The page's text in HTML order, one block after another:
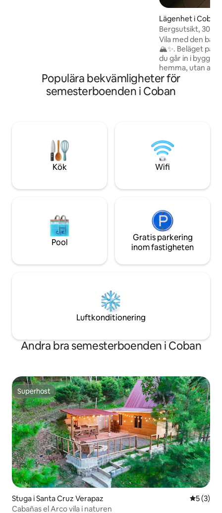
Lägenhet i Cobán
Bergsutsikt, 300
Vila med den
🏔️✨. Beläget på
du går in i
hemma, utan att
några våningar. 🚀 WIFI 300 Mbps:
Perfekt för
streaming. 📍
Säker parkering
Komfort och
och njut av
Populära bekvämligheter för
semesterboenden i Coban
Kök Wifi
Pool
Gratis parkering
inom fastigheten
Luftkonditionering
Andra bra semesterboenden i Coban
Superhost
Superhost
Stuga i Santa Cruz Verapaz 5 av 5 i
5 (3)
Cabañas el Arco vila i naturen